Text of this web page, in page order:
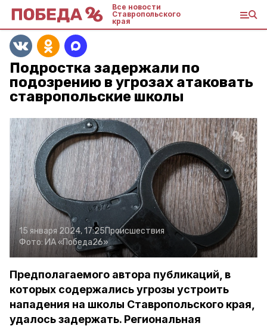
Все новости
Ставропольского
края
Подростка задержали по
подозрению в угрозах атаковать
ставропольские школы
15 января 2024, 17:25Происшествия
Фото: ИА «Победа26»
Предполагаемого автора публикаций, в
которых содержались угрозы устроить
нападения на школы Ставропольского края,
удалось задержать. Региональная